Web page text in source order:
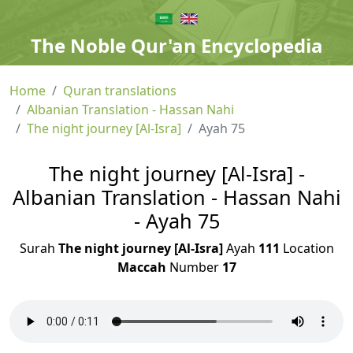
The Noble Qur'an Encyclopedia
Home
Quran translations
Albanian Translation - Hassan Nahi
The night journey [Al-Isra]
Ayah 75
The night journey [Al-Isra] -
Albanian Translation - Hassan Nahi
- Ayah 75
Surah The night journey [Al-Isra]Ayah 111 Location
Maccah Number 17